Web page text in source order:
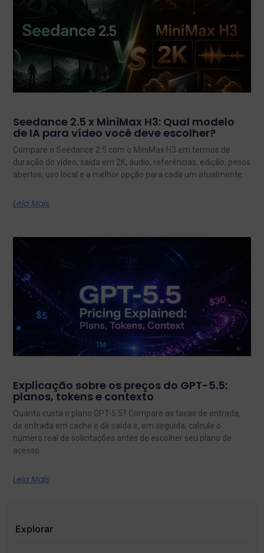
Seedance 2.5 x MiniMax H3: Qual modelo
de IA para vídeo você deve escolher?
Compare o Seedance 2.5 com o MiniMax H3 em termos de
duração do vídeo, saída em 2K, áudio, referências, edição, pesos
abertos, uso local e a melhor opção para cada um atualmente.
Leia Mais
Explicação sobre os preços do GPT-5.5:
planos, tokens e contexto
Quanto custa o plano GPT-5.5? Compare as taxas de entrada,
de entrada em cache e de saída e, em seguida, calcule o
número real de solicitações antes de escolher seu plano de
acesso.
Leia Mais
Explorar